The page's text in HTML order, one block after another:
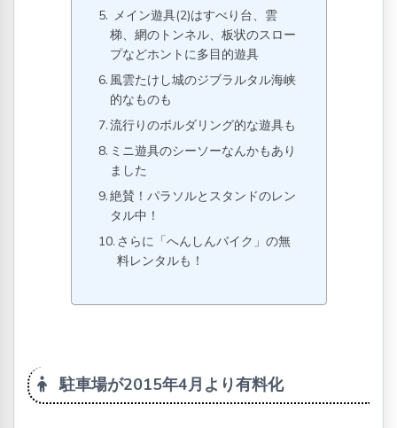
メイン遊具(2)はすべり台、雲
梯、網のトンネル、板状のスロー
プなどホントに多目的遊具
風雲たけし城のジブラルタル海峡
的なものも
流行りのボルダリング的な遊具も
ミニ遊具のシーソーなんかもあり
ました
絶賛！パラソルとスタンドのレン
タル中！
さらに「へんしんバイク」の無
料レンタルも！
駐車場が2015年4月より有料化